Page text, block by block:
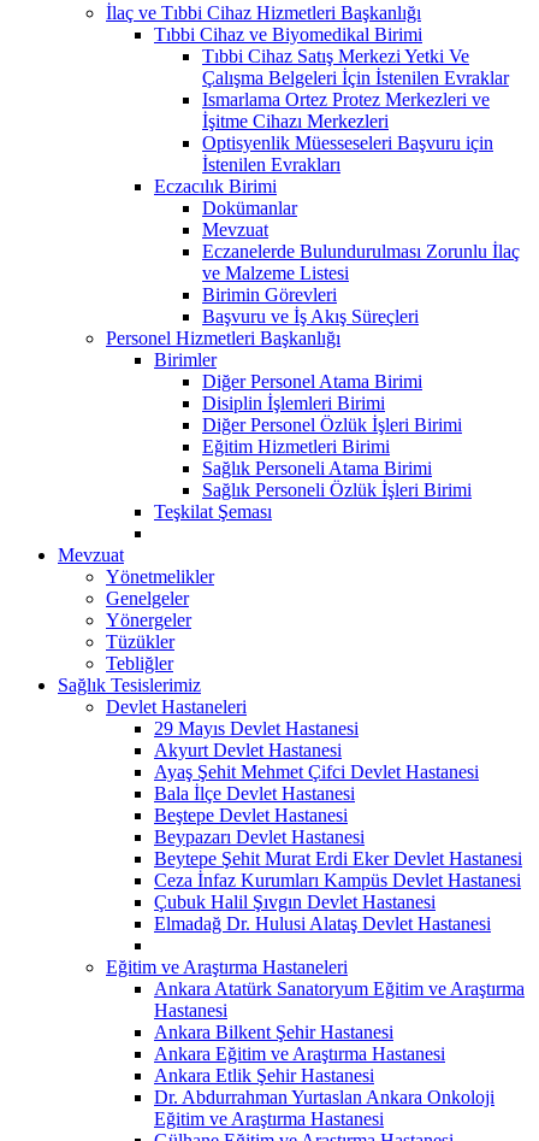
İlaç ve Tıbbi Cihaz Hizmetleri Başkanlığı
Tıbbi Cihaz ve Biyomedikal Birimi
Tıbbi Cihaz Satış Merkezi Yetki Ve
Çalışma Belgeleri İçin İstenilen Evraklar
Ismarlama Ortez Protez Merkezleri ve
İşitme Cihazı Merkezleri
Optisyenlik Müesseseleri Başvuru için
İstenilen Evrakları
Eczacılık Birimi
Dokümanlar
Mevzuat
Eczanelerde Bulundurulması Zorunlu İlaç
ve Malzeme Listesi
Birimin Görevleri
Başvuru ve İş Akış Süreçleri
Personel Hizmetleri Başkanlığı
Birimler
Diğer Personel Atama Birimi
Disiplin İşlemleri Birimi
Diğer Personel Özlük İşleri Birimi
Eğitim Hizmetleri Birimi
Sağlık Personeli Atama Birimi
Sağlık Personeli Özlük İşleri Birimi
Teşkilat Şeması
Mevzuat
Yönetmelikler
Genelgeler
Yönergeler
Tüzükler
Tebliğler
Sağlık Tesislerimiz
Devlet Hastaneleri
29 Mayıs Devlet Hastanesi
Akyurt Devlet Hastanesi
Ayaş Şehit Mehmet Çifci Devlet Hastanesi
Bala İlçe Devlet Hastanesi
Beştepe Devlet Hastanesi
Beypazarı Devlet Hastanesi
Beytepe Şehit Murat Erdi Eker Devlet Hastanesi
Ceza İnfaz Kurumları Kampüs Devlet Hastanesi
Çubuk Halil Şıvgın Devlet Hastanesi
Elmadağ Dr. Hulusi Alataş Devlet Hastanesi
Eğitim ve Araştırma Hastaneleri
Ankara Atatürk Sanatoryum Eğitim ve Araştırma
Hastanesi
Ankara Bilkent Şehir Hastanesi
Ankara Eğitim ve Araştırma Hastanesi
Ankara Etlik Şehir Hastanesi
Dr. Abdurrahman Yurtaslan Ankara Onkoloji
Eğitim ve Araştırma Hastanesi